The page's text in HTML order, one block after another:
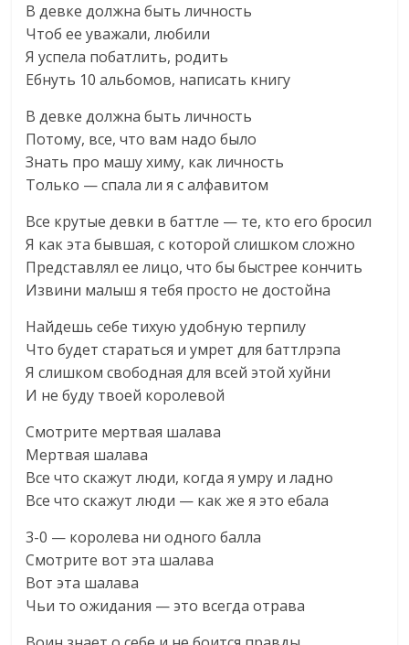
В девке должна быть личность
Чтоб ее уважали, любили
Я успела побатлить, родить
Ебнуть 10 альбомов, написать книгу
В девке должна быть личность
Потому, все, что вам надо было
Знать про машу химу, как личность
Только — спала ли я с алфавитом
Все крутые девки в баттле — те, кто его бросил
Я как эта бывшая, с которой слишком сложно
Представлял ее лицо, что бы быстрее кончить
Извини малыш я тебя просто не достойна
Найдешь себе тихую удобную терпилу
Что будет стараться и умрет для баттлрэпа
Я слишком свободная для всей этой хуйни
И не буду твоей королевой
Смотрите мертвая шалава
Мертвая шалава
Все что скажут люди, когда я умру и ладно
Все что скажут люди — как же я это ебала
3-0 — королева ни одного балла
Смотрите вот эта шалава
Вот эта шалава
Чьи то ожидания — это всегда отрава